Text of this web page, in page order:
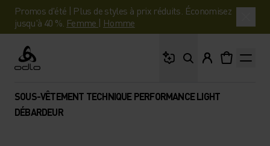
Promos d'été | Plus de styles à prix réduits. Économisez
jusqu'à 40 %. Femme | Homme
Odlo
SOUS-VÊTEMENT TECHNIQUE PERFORMANCE LIGHT
DÉBARDEUR